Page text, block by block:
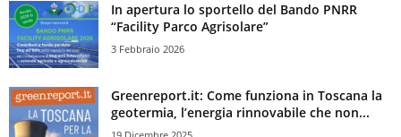
In apertura lo sportello del Bando PNRR
“Facility Parco Agrisolare”
3 Febbraio 2026
Greenreport.it: Come funziona in Toscana la
geotermia, l’energia rinnovabile che non...